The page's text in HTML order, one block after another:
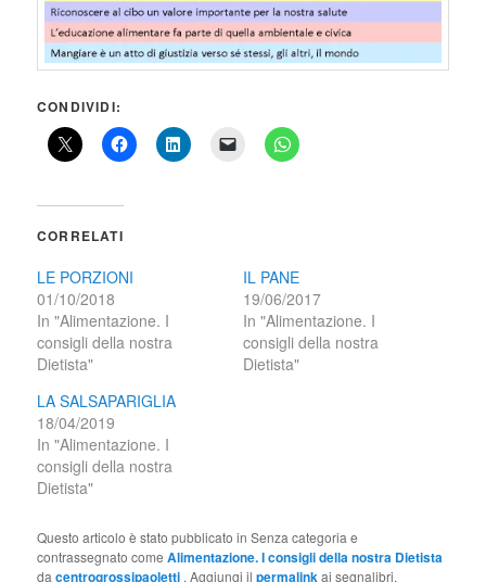
CONDIVIDI:
CORRELATI
LE PORZIONI
01/10/2018
In "Alimentazione. I
consigli della nostra
Dietista"
IL PANE
19/06/2017
In "Alimentazione. I
consigli della nostra
Dietista"
LA SALSAPARIGLIA
18/04/2019
In "Alimentazione. I
consigli della nostra
Dietista"
Questo articolo è stato pubblicato in Senza categoria e
contrassegnato comeAlimentazione. I consigli della nostra Dietista
dacentrogrossipaoletti . Aggiungi ilpermalink ai segnalibri.